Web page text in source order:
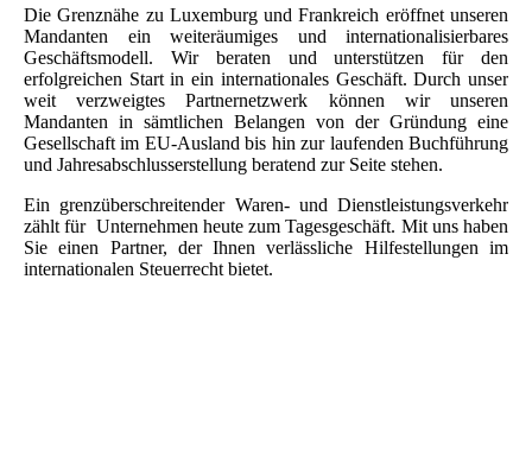
Die Grenznähe zu Luxemburg und Frankreich eröffnet unseren
Mandanten ein weiteräumiges und internationalisierbares
Geschäftsmodell. Wir beraten und unterstützen für den
erfolgreichen Start in ein internationales Geschäft. Durch unser
weit verzweigtes Partnernetzwerk können wir unseren
Mandanten in sämtlichen Belangen von der Gründung eine
Gesellschaft im EU-Ausland bis hin zur laufenden Buchführung
und Jahresabschlusserstellung beratend zur Seite stehen.
Ein grenzüberschreitender Waren- und Dienstleistungsverkehr
zählt für Unternehmen heute zum Tagesgeschäft. Mit uns haben
Sie einen Partner, der Ihnen verlässliche Hilfestellungen im
internationalen Steuerrecht bietet.